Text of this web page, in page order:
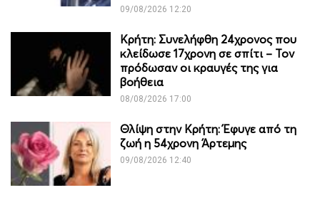
09/08/2026 12:20
Κρήτη: Συνελήφθη 24χρονος που
κλείδωσε 17χρονη σε σπίτι – Τον
πρόδωσαν οι κραυγές της για
βοήθεια
08/08/2026 17:00
Θλίψη στην Κρήτη: Έφυγε από τη
ζωή η 54χρονη Άρτεμης
09/08/2026 12:40